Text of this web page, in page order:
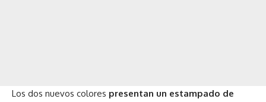
Los dos nuevos colores presentan un estampado de